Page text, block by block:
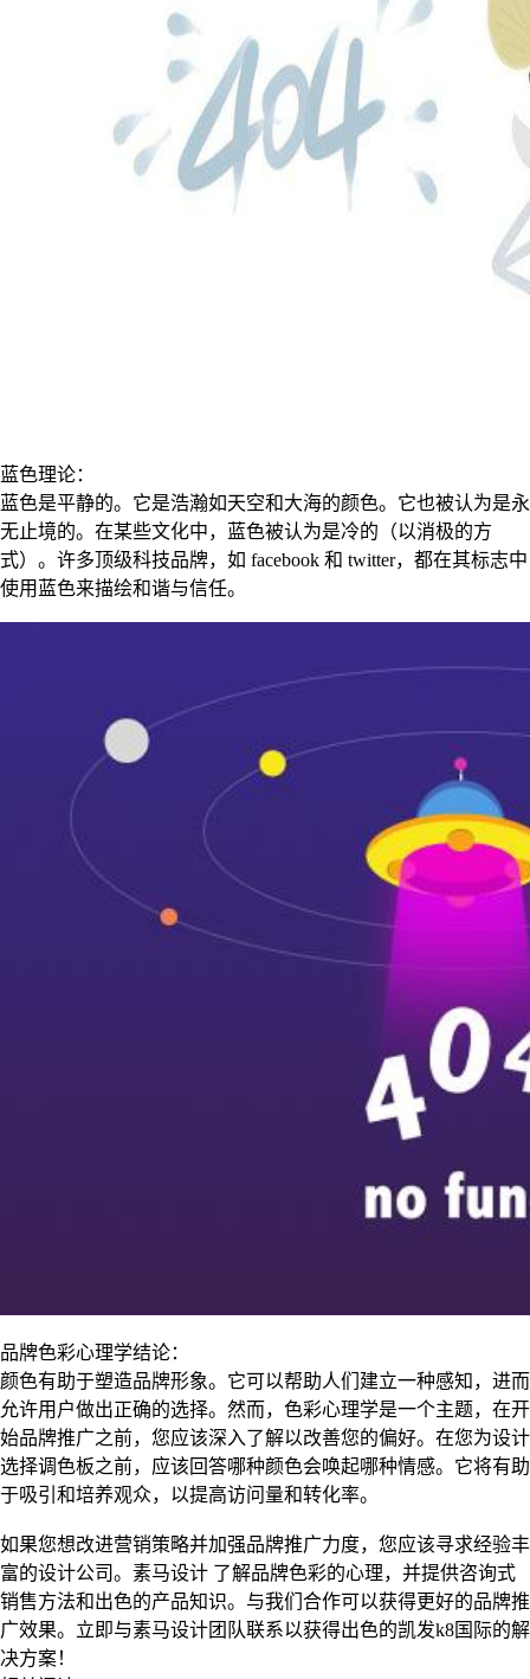
蓝色理论：
蓝色是平静的。它是浩瀚如天空和大海的颜色。它也被认为是永
无止境的。在某些文化中，蓝色被认为是冷的（以消极的方
式）。许多顶级科技品牌，如 facebook 和 twitter，都在其标志中
使用蓝色来描绘和谐与信任。
品牌色彩心理学结论：
颜色有助于塑造品牌形象。它可以帮助人们建立一种感知，进而
允许用户做出正确的选择。然而，色彩心理学是一个主题，在开
始品牌推广之前，您应该深入了解以改善您的偏好。在您为设计
选择调色板之前，应该回答哪种颜色会唤起哪种情感。它将有助
于吸引和培养观众，以提高访问量和转化率。
如果您想改进营销策略并加强品牌推广力度，您应该寻求经验丰
富的设计公司。素马设计 了解品牌色彩的心理，并提供咨询式
销售方法和出色的产品知识。与我们合作可以获得更好的品牌推
广效果。立即与素马设计团队联系以获得出色的凯发k8国际的解
决方案！